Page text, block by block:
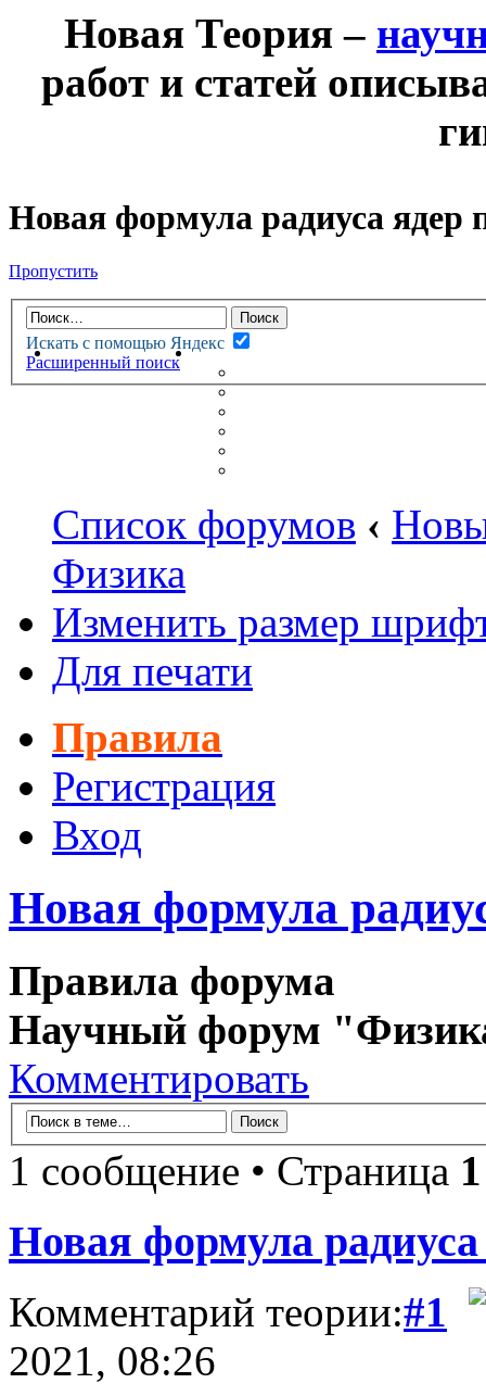
Новая Теория –
работ и статей
Новая формула радиуса ядер
Пропустить
Искать с помощью Яндекс
Расширенный поиск
НОВАЯ ТЕОРИЯФОРУМ
НЕПРОЧИТАННЫЕ
Список форумов ‹
Физика
Изменить размер
Для печати
Правила
Регистрация
Вход
Новая формула
Правила форума
Научный форум
Комментировать
1 сообщение • Страница 1
Новая формула радиуса
Комментарий теории:#1
2021, 08:26